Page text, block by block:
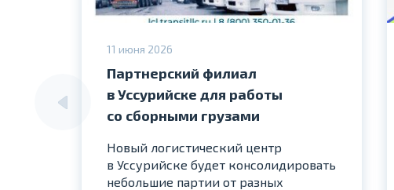
11 июня 2026
Партнерский филиал
в Уссурийске для работы
со сборными грузами
Новый логистический центр
в Уссурийске будет консолидировать
небольшие партии от разных